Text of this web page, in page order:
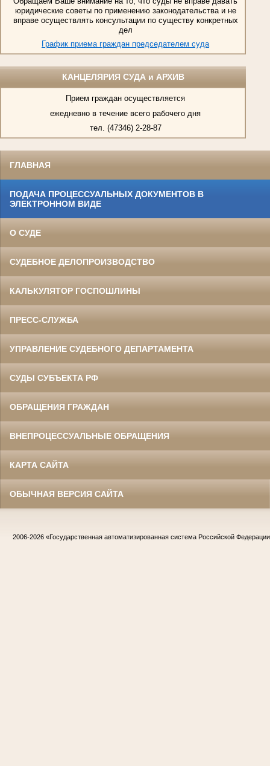
юридические советы по применению законодательства и не
вправе осуществлять консультации по существу конкретных
дел
График приема граждан председателем суда
КАНЦЕЛЯРИЯ СУДА и АРХИВ
Прием граждан осуществляется
ежедневно в течение всего рабочего дня
тел. (47346) 2-28-87
ГЛАВНАЯ
ПОДАЧА ПРОЦЕССУАЛЬНЫХ ДОКУМЕНТОВ В
ЭЛЕКТРОННОМ ВИДЕ
О СУДЕ
СУДЕБНОЕ ДЕЛОПРОИЗВОДСТВО
КАЛЬКУЛЯТОР ГОСПОШЛИНЫ
ПРЕСС-СЛУЖБА
УПРАВЛЕНИЕ СУДЕБНОГО ДЕПАРТАМЕНТА
СУДЫ СУБЪЕКТА РФ
ОБРАЩЕНИЯ ГРАЖДАН
ВНЕПРОЦЕССУАЛЬНЫЕ ОБРАЩЕНИЯ
КАРТА САЙТА
ОБЫЧНАЯ ВЕРСИЯ САЙТА
2006-2026 «Государственная автоматизированная система Российской